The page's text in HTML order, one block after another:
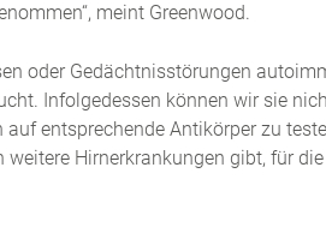
meint Greenwood.
oder Gedächtnisstörungen
Infolgedessen können wir sie
entsprechende Antikörper zu
Hirnerkrankungen gibt, für